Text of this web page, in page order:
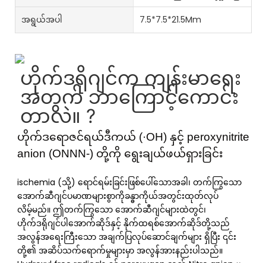
အရွယ်အပါ 7.5*7.5*21.5Mm
ဟိုက်ဒရိုဂျင်က ကျန်းမာရေး
အတွက် ဘာကြောင့်ကောင်း
တာလဲ။ ?
ဟိုက်ဒရောဇင်ရယ်ဒီကယ် (·OH) နှင့် peroxynitrite
anion (ONNN-) တို့ကို ရွေးချယ်ဖယ်ရှားခြင်း
ischemia (သို့) ရောင်ရမ်းခြင်းဖြစ်ပေါ်သောအခါ၊ တက်ကြွသော
အောက်ဆီဂျင်ပမာဏများစွာကိုခန္ဓာကိုယ်အတွင်းထုတ်လုပ်
လိမ့်မည်။ ဤတက်ကြွသော အောက်ဆီဂျင်များထဲတွင်၊
ဟိုက်ဒရိုဂျင်ပါအောက်ဆိုဒ်နှင့် နိုက်ထရစ်အောက်ဆိုဒ်တို့သည်
အလွန်အရေးကြီးသော အချက်ပြလုပ်ဆောင်ချက်များ ရှိပြီး ၎င်း
တို့၏ အဆိပ်သက်ရောက်မှုများမှာ အလွန်အားနည်းပါသည်။